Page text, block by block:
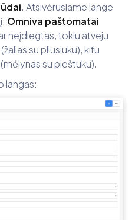
. Atsivėrusiame lange
Omniva paštomatai
neįdiegtas, tokiu atveju
su pliusiuku), kitu
su pieštuku).
langas: